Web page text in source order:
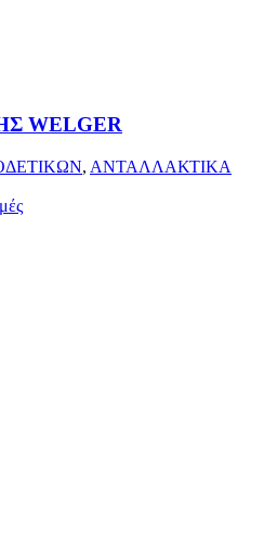
WELGER
, ΑΝΤΑΛΛΑΚΤΙΚΑ